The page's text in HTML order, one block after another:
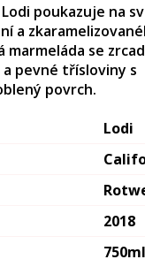
Lodi
2018
750ml
poukazuje na
a
se
pevné třísloviny s
povrch.